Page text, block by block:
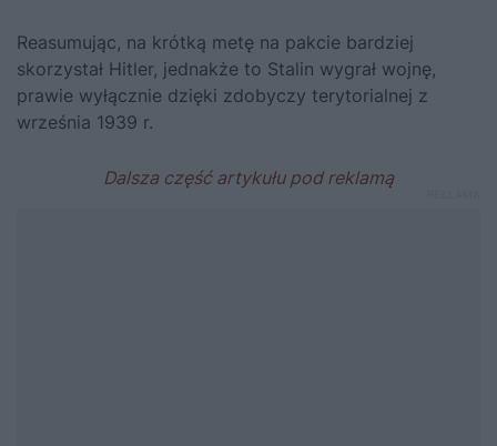
Reasumując, na krótką metę na pakcie bardziej
skorzystał Hitler, jednakże to Stalin wygrał wojnę,
prawie wyłącznie dzięki zdobyczy terytorialnej z
września 1939 r.